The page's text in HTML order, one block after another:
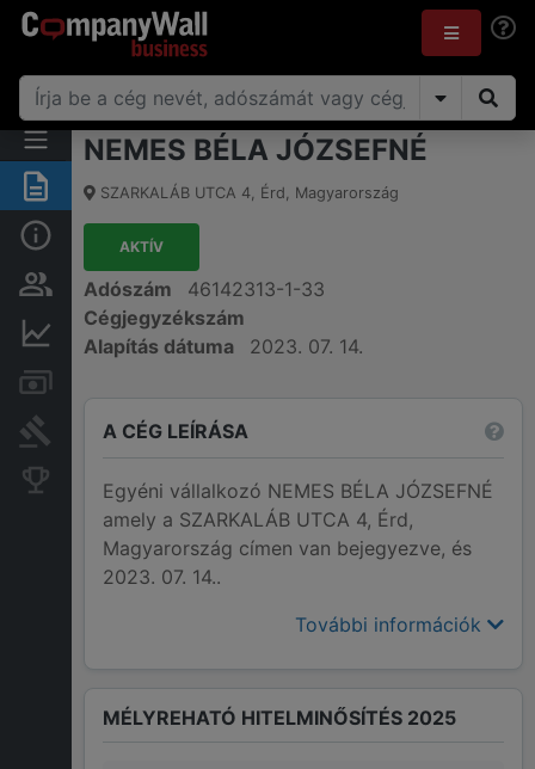
Összegzés
Alap információk
Személyek és tulajdonjog
Pénzügyi információk
Bírósági eljárások
Konkurens cégek
NEMES BÉLA JÓZSEFNÉ
SZARKALÁB UTCA 4, Érd, Magyarország
AKTÍV
Adószám
46142313-1-33
Cégjegyzékszám
Alapítás dátuma
2023. 07. 14.
A CÉG LEÍRÁSA
Egyéni vállalkozó NEMES BÉLA JÓZSEFNÉ
amely a SZARKALÁB UTCA 4, Érd,
Magyarország címen van bejegyezve, és
2023. 07. 14..
További információk
MÉLYREHATÓ HITELMINŐSÍTÉS 2025